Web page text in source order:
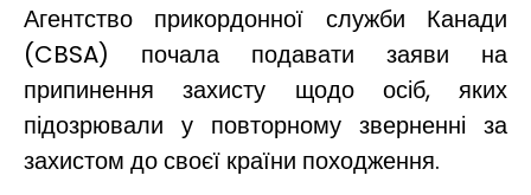
Агентство прикордонної служби Канади
(CBSA) почала подавати заяви на
припинення захисту щодо осіб, яких
підозрювали у повторному зверненні за
захистом до своєї країни походження.